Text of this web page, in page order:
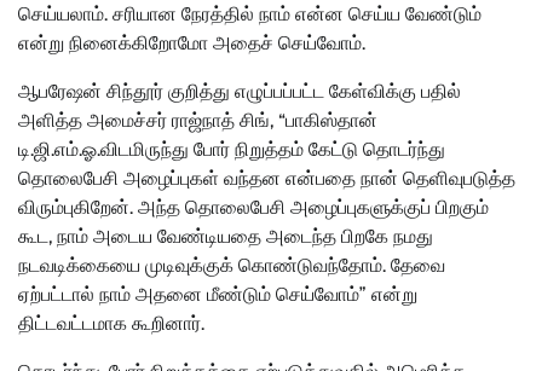
செய்யலாம். சரியான நேரத்தில் நாம் என்ன செய்ய வேண்டும்
என்று நினைக்கிறோமோ அதைச் செய்வோம்.
ஆபரேஷன் சிந்தூர் குறித்து எழுப்பப்பட்ட கேள்விக்கு பதில்
அளித்த அமைச்சர் ராஜ்நாத் சிங், “பாகிஸ்தான்
டி.ஜி.எம்.ஓ.விடமிருந்து போர் நிறுத்தம் கேட்டு தொடர்ந்து
தொலைபேசி அழைப்புகள் வந்தன என்பதை நான் தெளிவுபடுத்த
விரும்புகிறேன். அந்த தொலைபேசி அழைப்புகளுக்குப் பிறகும்
கூட, நாம் அடைய வேண்டியதை அடைந்த பிறகே நமது
நடவடிக்கையை முடிவுக்குக் கொண்டுவந்தோம். தேவை
ஏற்பட்டால் நாம் அதனை மீண்டும் செய்வோம்” என்று
திட்டவட்டமாக கூறினார்.